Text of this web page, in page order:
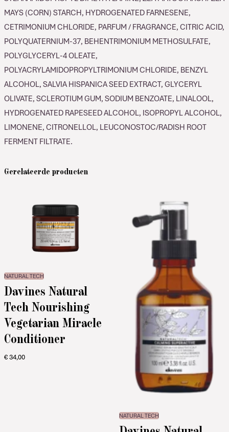
MAYS (CORN) STARCH, HYDROGENATED FARNESENE,
CETRIMONIUM CHLORIDE, PARFUM / FRAGRANCE, CITRIC ACID,
POLYQUATERNIUM-37, BEHENTRIMONIUM METHOSULFATE,
POLYGLYCERYL-4 OLEATE,
POLYACRYLAMIDOPROPYLTRIMONIUM CHLORIDE, BENZYL
ALCOHOL, SALVIA HISPANICA SEED EXTRACT, GLYCERYL
OLIVATE, SCLEROTIUM GUM, SODIUM BENZOATE, LINALOOL,
HYDROGENATED RAPESEED ALCOHOL, ISOPROPYL ALCOHOL,
LIMONENE, CITRONELLOL, LEUCONOSTOC/RADISH ROOT
FERMENT FILTRATE.
Gerelateerde producten
NATURAL TECH
Davines Natural
Tech Nourishing
Vegetarian Miracle
Conditioner
€34,00
NATURAL TECH